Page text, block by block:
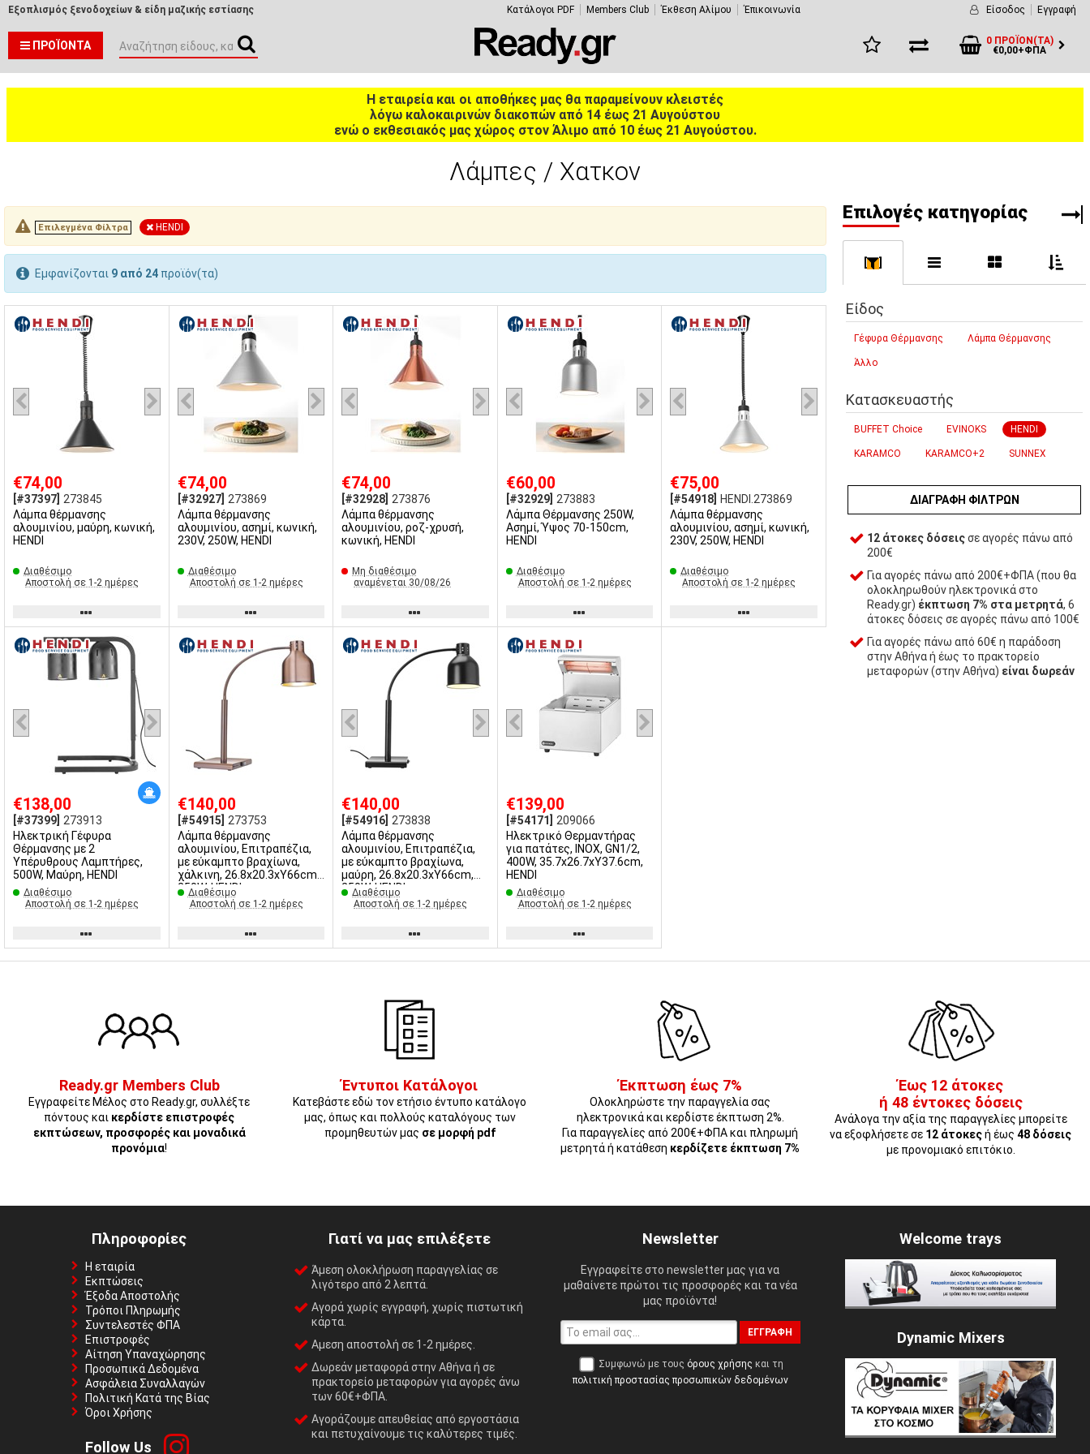
Εξοπλισμός ξενοδοχείων & είδη μαζικής εστίασης Κατάλογοι PDF Members Club Έκθεση Αλίμου Έπικοινωνία Είσοδος Εγγραφή
ΠΡΟΪΌΝΤΑ
0 ΠΡΟΪΌΝ(ΤΑ)
€0,00+ΦΠΑ
Η εταιρεία και οι αποθήκες μας θα παραμείνουν κλειστές
λόγω καλοκαιρινών διακοπών από 14 έως 21 Αυγούστου
ενώ ο εκθεσιακός μας χώρος στον Άλιμο από 10 έως 21 Αυγούστου.
Λάμπες / Χατκον
Επιλεγμένα Φίλτρα HENDI
Εμφανίζονται 9 από 24 προϊόν(τα)
€74,00
[#37397] 273845
Λάμπα θέρμανσης
αλουμινίου, μαύρη, κωνική,
HENDI
Διαθέσιμο
Αποστολή σε 1-2 ημέρες
€74,00
[#32927] 273869
Λάμπα θέρμανσης
αλουμινίου, ασημί, κωνική,
230V, 250W, HENDI
Διαθέσιμο
Αποστολή σε 1-2 ημέρες
€74,00
[#32928] 273876
Λάμπα θέρμανσης
αλουμινίου, ροζ-χρυσή,
κωνική, HENDI
Μη διαθέσιμο
αναμένεται 30/08/26
€60,00
[#32929] 273883
Λάμπα Θέρμανσης 250W,
Ασημί, Ύψος 70-150cm,
HENDI
Διαθέσιμο
Αποστολή σε 1-2 ημέρες
€75,00
[#54918]
HENDI.273869
Λάμπα θέρμανσης
αλουμινίου, ασημί, κωνική,
230V, 250W, HENDI
Διαθέσιμο
Αποστολή σε 1-2 ημέρες
€138,00
[#37399] 273913
Ηλεκτρική Γέφυρα
Θέρμανσης με 2
Υπέρυθρους Λαμπτήρες,
500W, Μαύρη, HENDI
Διαθέσιμο
Αποστολή σε 1-2 ημέρες
€140,00
[#54915]
273753
Λάμπα θέρμανσης
αλουμινίου, Επιτραπέζια,
με εύκαμπτο βραχίωνα,
χάλκινη, 26.8x20.3xΥ66cm,
250W, HENDI
Διαθέσιμο
Αποστολή σε 1-2 ημέρες
€140,00
[#54916] 273838
Λάμπα θέρμανσης
αλουμινίου, Επιτραπέζια,
με εύκαμπτο βραχίωνα,
μαύρη, 26.8x20.3xΥ66cm,
250W, HENDI
Διαθέσιμο
Αποστολή σε 1-2 ημέρες
€139,00
[#54171]
209066
Ηλεκτρικό Θερμαντήρας
για πατάτες, INOX, GN1/2,
400W, 35.7x26.7xΥ37.6cm,
HENDI
Διαθέσιμο
Αποστολή σε 1-2 ημέρες
Eπιλογές κατηγορίας
[
Είδος
Γέφυρα Θέρμανσης Λάμπα Θέρμανσης
Άλλο
Κατασκευαστής
BUFFET Choice EVINOKS HENDI
KARAMCO KARAMCO+2 SUNNEX
ΔΙΑΓΡΑΦΉ ΦΊΛΤΡΩΝ
12 άτοκες δόσειςσε αγορές πάνω από
200€
Για αγορές πάνω από 200€+ΦΠΑ (που θα
ολοκληρωθούν ηλεκτρονικά στο
Ready.gr) έκπτωση 7% στα μετρητά, 6
άτοκες δόσεις σε αγορές πάνω από 100€
Για αγορές πάνω από 60€ η παράδοση
στην Αθήνα ή έως το πρακτορείο
μεταφορών (στην Αθήνα) είναι δωρεάν
Ready.gr Members Club
Εγγραφείτε Μέλος στο Ready.gr, συλλέξτε
πόντους και κερδίστε επιστροφές
εκπτώσεων, προσφορές και μοναδικά
προνόμια!
Έντυποι Κατάλογοι
Κατεβάστε εδώ τον ετήσιο έντυπο κατάλογο
μας, όπως και πολλούς καταλόγους των
προμηθευτών μας σε μορφή pdf
Έκπτωση έως 7%
Ολοκληρώστε την παραγγελία σας
ηλεκτρονικά και κερδίστε έκπτωση 2%.
Για παραγγελίες από 200€+ΦΠΑ και πληρωμή
μετρητά ή κατάθεση κερδίζετε έκπτωση 7%
Έως 12 άτοκες
ή 48 έντοκες δόσεις
Ανάλογα την αξία της παραγγελίες μπορείτε
να εξοφλήσετε σε 12 άτοκεςή έως48 δόσεις
με προνομιακό επιτόκιο.
Πληροφορίες
Η εταιρία
Εκπτώσεις
Έξοδα Αποστολής
Τρόποι Πληρωμής
Συντελεστές ΦΠΑ
Επιστροφές
Αίτηση Υπαναχώρησης
Προσωπικά Δεδομένα
Ασφάλεια Συναλλαγών
Πολιτική Κατά της Βίας
Όροι Χρήσης
Follow Us
Γιατί να μας επιλέξετε
Άμεση ολοκλήρωση παραγγελίας σε
λιγότερο από 2 λεπτά.
Αγορά χωρίς εγγραφή, χωρίς πιστωτική
κάρτα.
Αμεση αποστολή σε 1-2 ημέρες.
Δωρεάν μεταφορά στην Αθήνα ή σε
πρακτορείο μεταφορών για αγορές άνω
των 60€+ΦΠΑ.
Αγοράζουμε απευθείας από εργοστάσια
και πετυχαίνουμε τις καλύτερες τιμές.
Newsletter
Εγγραφείτε στο newsletter μας για να
μαθαίνετε πρώτοι τις προσφορές και τα νέα
μας προϊόντα!
ΕΓΓΡΑΦΉ
Συμφωνώ με τους όρους χρήσης και τη
πολιτική προστασίας προσωπικών δεδομένων
Welcome trays
Dynamic Mixers